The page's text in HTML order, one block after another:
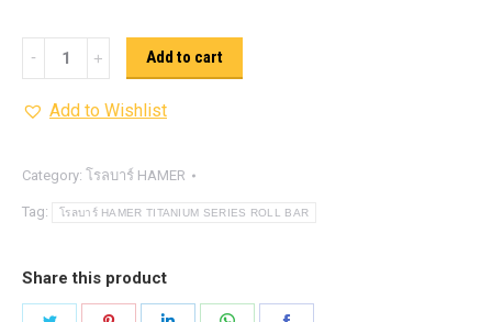
บาร์
HAMER
SERIES
ROLL
quantity
Add to cart
Add to Wishlist
Category: โรลบาร์ HAMER
Tag: โรลบาร์ HAMER TITANIUM SERIES ROLL BAR
Share this product